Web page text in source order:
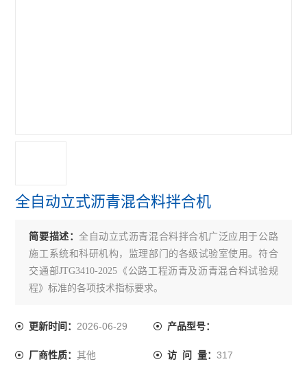
乳化沥青稀浆封层试验仪
沥青溢流水箱
沥青混合料路面构造深度仪
沥青混合料动态疲劳试验机
电动砂当量试验仪
全自动立式沥青混合料拌合机
简要描述：全自动立式沥青混合料拌合机广泛应用于公路
施工系统和科研机构，监理部门的各级试验室使用。符合
交通部JTG3410-2025《公路工程沥青及沥青混合料试验规
程》标准的各项技术指标要求。
更新时间：2026-06-29 产品型号：
厂商性质：其他 访 问 量： 317